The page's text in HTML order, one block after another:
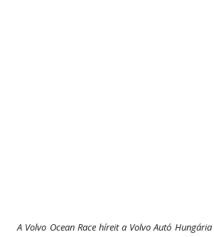
A Volvo Ocean Race híreit a Volvo Autó